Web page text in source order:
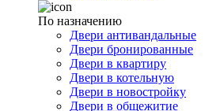
По назначению
Двери антивандальные
Двери бронированные
Двери в квартиру
Двери в котельную
Двери в новостройку
Двери в общежитие